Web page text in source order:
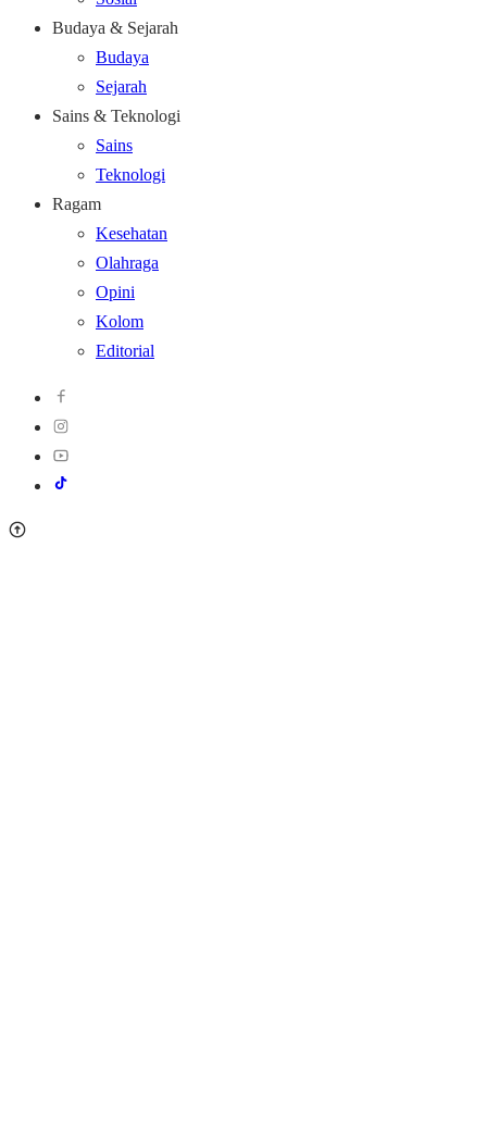
Budaya & Sejarah
Budaya
Sejarah
Sains & Teknologi
Sains
Teknologi
Ragam
Kesehatan
Olahraga
Opini
Kolom
Editorial